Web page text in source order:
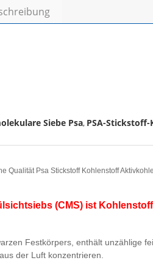
Siebe Psa, PSA-
Qualität Psa Stickstoff Kohlenstoff
(CMS) ist
Festkörpers, enthält unzählige
der Luft konzentrieren.